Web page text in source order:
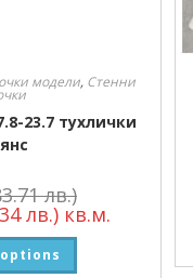
модели, Стенни
23.7 тухлички
лв.)
лв.)кв.м.